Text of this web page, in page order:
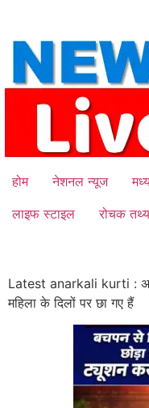
content
होम नेशनल न्यूज
लाइफ स्टाइल
रोचक तथ्य
Latest anarkali kurti :
महिला के दिलों पर छा गए हैं